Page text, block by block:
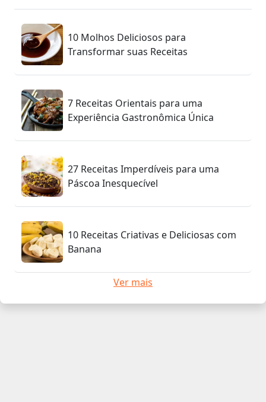
10 Molhos Deliciosos para
Transformar suas Receitas
7 Receitas Orientais para uma
Experiência Gastronômica Única
27 Receitas Imperdíveis para uma
Páscoa Inesquecível
10 Receitas Criativas e Deliciosas com
Banana
Ver mais